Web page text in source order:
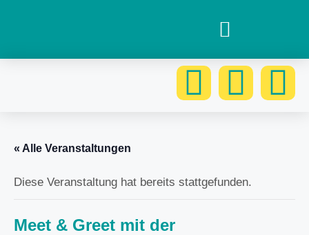
« Alle Veranstaltungen
Diese Veranstaltung hat bereits stattgefunden.
Meet & Greet mit der